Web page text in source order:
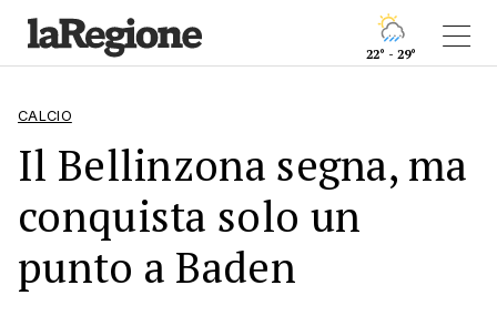
22° - 29°
CALCIO
Il Bellinzona segna, ma
conquista solo un
punto a Baden